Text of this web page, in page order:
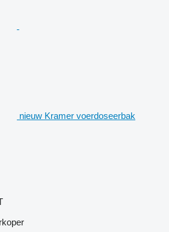
nieuw Kramer voerdoseerbak